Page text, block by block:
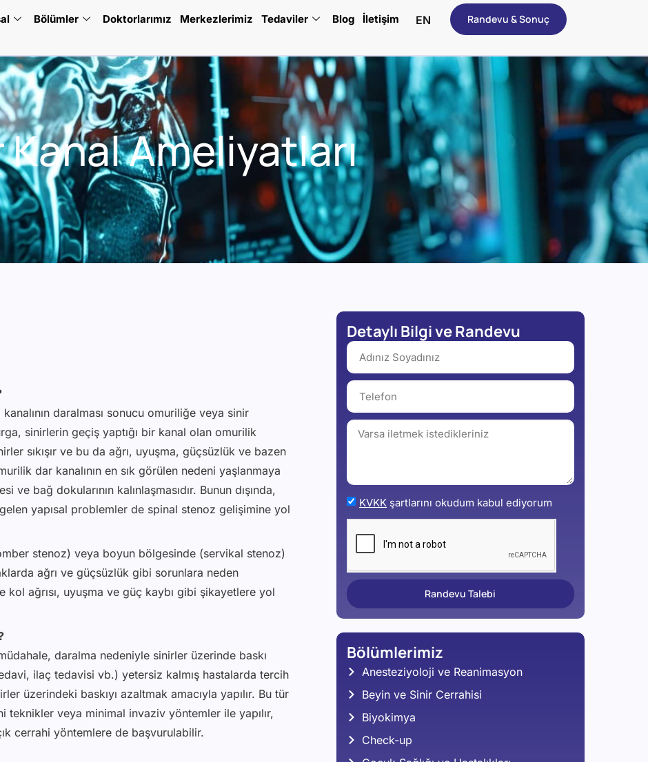
Bölümler Doktorlarımız Merkezlerimiz Tedaviler Blog İletişim EN Randevu & Sonuç
Ameliyatları
daralması sonucu omuriliğe veya sinir
sinirlerin geçiş yaptığı bir kanal olan omurilik
sıkışır ve bu da ağrı, uyuşma, güçsüzlük ve bazen
dar kanalının en sık görülen nedeni yaşlanmaya
bağ dokularının kalınlaşmasıdır. Bunun dışında,
yapısal problemler de spinal stenoz gelişimine yol
stenoz) veya boyun bölgesinde (servikal stenoz)
ağrı ve güçsüzlük gibi sorunlara neden
ağrısı, uyuşma ve güç kaybı gibi şikayetlere yol
daralma nedeniyle sinirler üzerinde baskı
ilaç tedavisi vb.) yetersiz kalmış hastalarda tercih
üzerindeki baskıyı azaltmak amacıyla yapılır. Bu tür
veya minimal invaziv yöntemler ile yapılır,
cerrahi yöntemlere de başvurulabilir.
Detaylı Bilgi ve Randevu
KVKKşartlarını okudum kabul ediyorum
Randevu Talebi
Bölümlerimiz
Anesteziyoloji ve Reanimasyon
Beyin ve Sinir Cerrahisi
Biyokimya
Check-up